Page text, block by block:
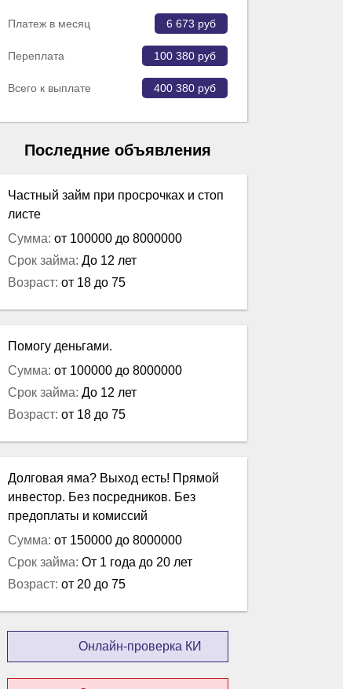
Платеж в месяц 6 673 руб
Переплата 100 380 руб
Всего к выплате 400 380 руб
Последние объявления
Частный займ при просрочках и стоп
листе
Сумма: от 100000 до 8000000
Срок займа: До 12 лет
Возраст: от 18 до 75
Помогу деньгами.
Сумма: от 100000 до 8000000
Срок займа: До 12 лет
Возраст: от 18 до 75
Долговая яма? Выход есть! Прямой
инвестор. Без посредников. Без
предоплаты и комиссий
Сумма: от 150000 до 8000000
Срок займа: От 1 года до 20 лет
Возраст: от 20 до 75
Онлайн-проверка КИ